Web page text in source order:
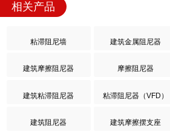
相关产品
粘滞阻尼墙 建筑金属阻尼器
建筑摩擦阻尼器 摩擦阻尼器
建筑粘滞阻尼器 粘滞阻尼器（VFD）
建筑阻尼器 建筑摩擦摆支座